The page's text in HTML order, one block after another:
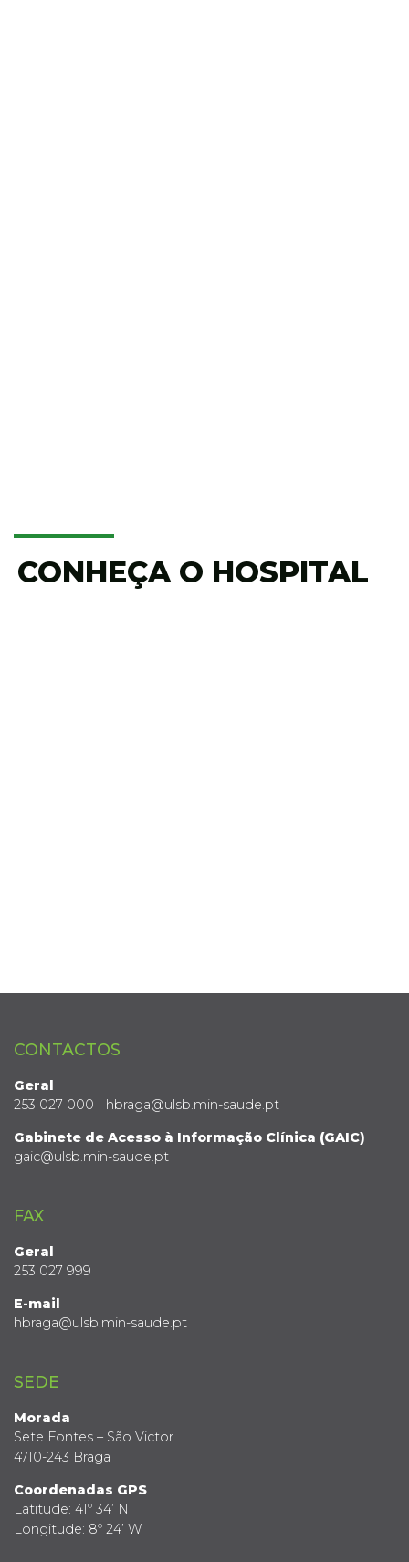
CONHEÇA O HOSPITAL
CONTACTOS
Geral
253 027 000 | hbraga@ulsb.min-saude.pt
Gabinete de Acesso à Informação Clínica (GAIC)
gaic@ulsb.min-saude.pt
FAX
Geral
253 027 999
E-mail
hbraga@ulsb.min-saude.pt
SEDE
Morada
Sete Fontes – São Victor
4710-243 Braga
Coordenadas GPS
Latitude: 41º 34’ N
Longitude: 8º 24’ W